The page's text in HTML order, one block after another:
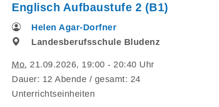
Englisch Aufbaustufe 2 (B1)
Helen Agar-Dorfner
Landesberufsschule Bludenz
Mo. 21.09.2026, 19:00 - 20:40 Uhr
Dauer: 12 Abende / gesamt: 24
Unterrichtseinheiten